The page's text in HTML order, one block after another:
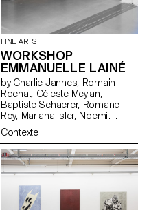
FINE ARTS
WORKSHOP
EMMANUELLE LAINÉ
by Charlie Jannes, Romain
Rochat, Céleste Meylan,
Baptiste Schaerer, Romane
Roy, Mariana Isler, Noemi
Leneman, Anna Kawahara, Tom
Grbic, Julie Wuhrmann
Contexte